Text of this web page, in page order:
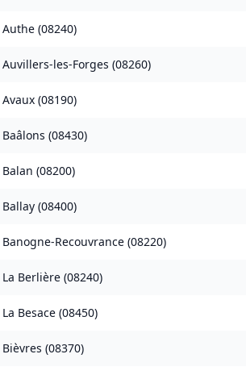
Authe (08240)
Auvillers-les-Forges (08260)
Avaux (08190)
Baâlons (08430)
Balan (08200)
Ballay (08400)
Banogne-Recouvrance (08220)
La Berlière (08240)
La Besace (08450)
Bièvres (08370)